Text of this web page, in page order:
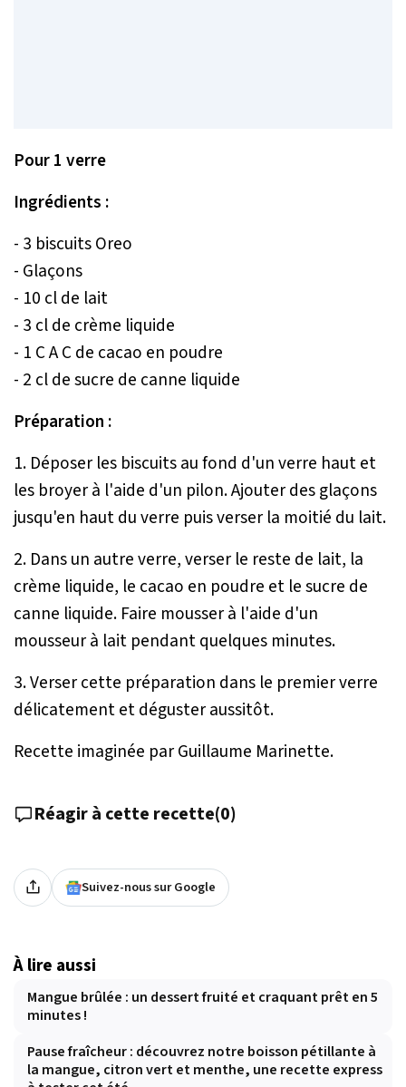
Pour 1 verre
Ingrédients :
- 3 biscuits Oreo
- Glaçons
- 10 cl de lait
- 3 cl de crème liquide
- 1 C A C de cacao en poudre
- 2 cl de sucre de canne liquide
Préparation :
1. Déposer les biscuits au fond d'un verre haut et
les broyer à l'aide d'un pilon. Ajouter des glaçons
jusqu'en haut du verre puis verser la moitié du lait.
2. Dans un autre verre, verser le reste de lait, la
crème liquide, le cacao en poudre et le sucre de
canne liquide. Faire mousser à l'aide d'un
mousseur à lait pendant quelques minutes.
3. Verser cette préparation dans le premier verre
délicatement et déguster aussitôt.
Recette imaginée par Guillaume Marinette.
Réagir à cette recette(0)
Suivez-nous sur Google
À lire aussi
Mangue brûlée : un dessert fruité et craquant prêt en 5
minutes !
Pause fraîcheur : découvrez notre boisson pétillante à
la mangue, citron vert et menthe, une recette express